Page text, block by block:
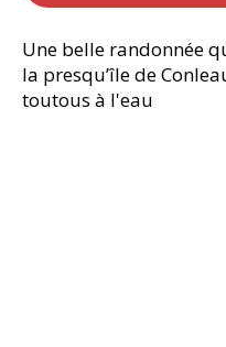
Une belle randonnée
la presqu’île de
toutous à l'eau